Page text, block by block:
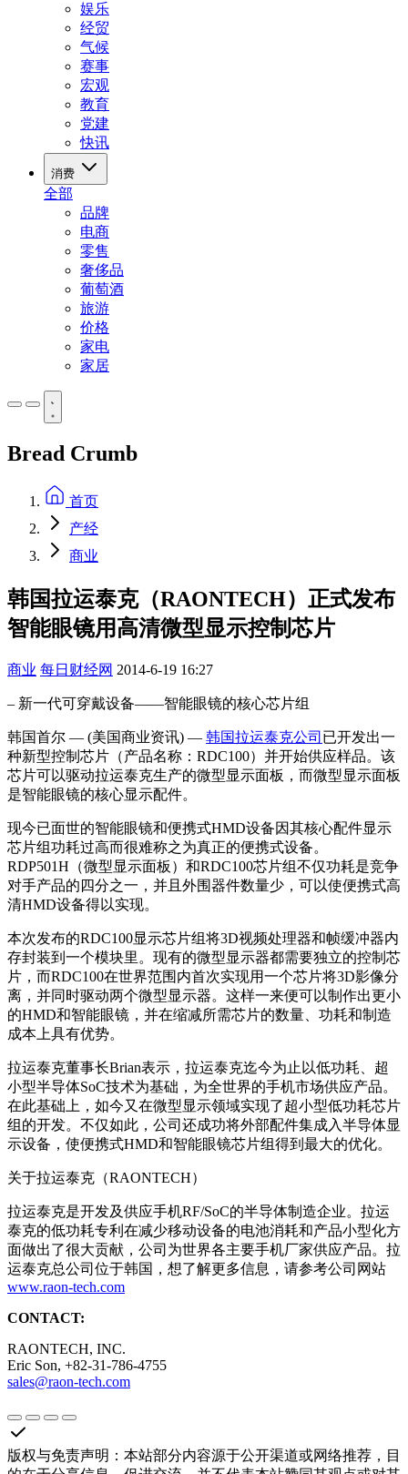
娱乐
经贸
气候
赛事
宏观
教育
党建
快讯
消费
全部
品牌
电商
零售
奢侈品
葡萄酒
旅游
价格
家电
家居
Bread Crumb
首页
产经
商业
韩国拉运泰克（RAONTECH）正式发布
智能眼镜用高清微型显示控制芯片
商业 每日财经网 2014-6-19 16:27
– 新一代可穿戴设备――智能眼镜的核心芯片组
韩国首尔 — (美国商业资讯) — 韩国拉运泰克公司 已开发出一
种新型控制芯片（产品名称：RDC100）并开始供应样品。该
芯片可以驱动拉运泰克生产的微型显示面板，而微型显示面板
是智能眼镜的核心显示配件。
现今已面世的智能眼镜和便携式HMD设备因其核心配件显示
芯片组功耗过高而很难称之为真正的便携式设备。
RDP501H（微型显示面板）和RDC100芯片组不仅功耗是竞争
对手产品的四分之一，并且外围器件数量少，可以使便携式高
清HMD设备得以实现。
本次发布的RDC100显示芯片组将3D视频处理器和帧缓冲器内
存封装到一个模块里。现有的微型显示器都需要独立的控制芯
片，而RDC100在世界范围内首次实现用一个芯片将3D影像分
离，并同时驱动两个微型显示器。这样一来便可以制作出更小
的HMD和智能眼镜，并在缩减所需芯片的数量、功耗和制造
成本上具有优势。
拉运泰克董事长Brian表示，拉运泰克迄今为止以低功耗、超
小型半导体SoC技术为基础，为全世界的手机市场供应产品。
在此基础上，如今又在微型显示领域实现了超小型低功耗芯片
组的开发。不仅如此，公司还成功将外部配件集成入半导体显
示设备，使便携式HMD和智能眼镜芯片组得到最大的优化。
关于拉运泰克（RAONTECH）
拉运泰克是开发及供应手机RF/SoC的半导体制造企业。拉运
泰克的低功耗专利在减少移动设备的电池消耗和产品小型化方
面做出了很大贡献，公司为世界各主要手机厂家供应产品。拉
运泰克总公司位于韩国，想了解更多信息，请参考公司网站
www.raon-tech.com
CONTACT:
RAONTECH, INC.
Eric Son, +82-31-786-4755
sales@raon-tech.com
版权与免责声明 ： 本站部分内容源于公开渠道或网络推荐，目